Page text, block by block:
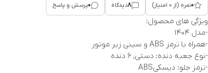
0نمره (از 0 امتیاز) 8دیدگاه 0پرسش و پاسخ
ویژگی های محصول:
-مدل 1404
-همراه با ترمز ABS و سینی زیر موتور
-نوع جعبه دنده: دستی, 6 دنده
-ترمز جلو: دیسکیABS